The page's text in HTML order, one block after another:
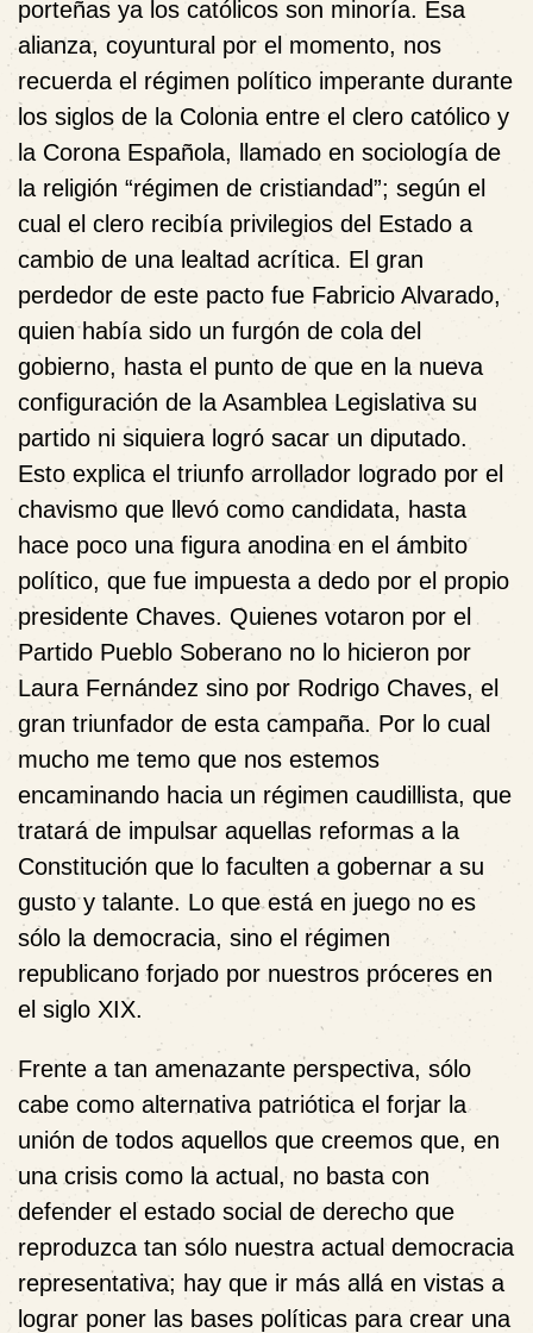
porteñas ya los católicos son minoría. Esa
alianza, coyuntural por el momento, nos
recuerda el régimen político imperante durante
los siglos de la Colonia entre el clero católico y
la Corona Española, llamado en sociología de
la religión “régimen de cristiandad”; según el
cual el clero recibía privilegios del Estado a
cambio de una lealtad acrítica. El gran
perdedor de este pacto fue Fabricio Alvarado,
quien había sido un furgón de cola del
gobierno, hasta el punto de que en la nueva
configuración de la Asamblea Legislativa su
partido ni siquiera logró sacar un diputado.
Esto explica el triunfo arrollador logrado por el
chavismo que llevó como candidata, hasta
hace poco una figura anodina en el ámbito
político, que fue impuesta a dedo por el propio
presidente Chaves. Quienes votaron por el
Partido Pueblo Soberano no lo hicieron por
Laura Fernández sino por Rodrigo Chaves, el
gran triunfador de esta campaña. Por lo cual
mucho me temo que nos estemos
encaminando hacia un régimen caudillista, que
tratará de impulsar aquellas reformas a la
Constitución que lo faculten a gobernar a su
gusto y talante. Lo que está en juego no es
sólo la democracia, sino el régimen
republicano forjado por nuestros próceres en
el siglo XIX.
Frente a tan amenazante perspectiva, sólo
cabe como alternativa patriótica el forjar la
unión de todos aquellos que creemos que, en
una crisis como la actual, no basta con
defender el estado social de derecho que
reproduzca tan sólo nuestra actual democracia
representativa; hay que ir más allá en vistas a
lograr poner las bases políticas para crear una